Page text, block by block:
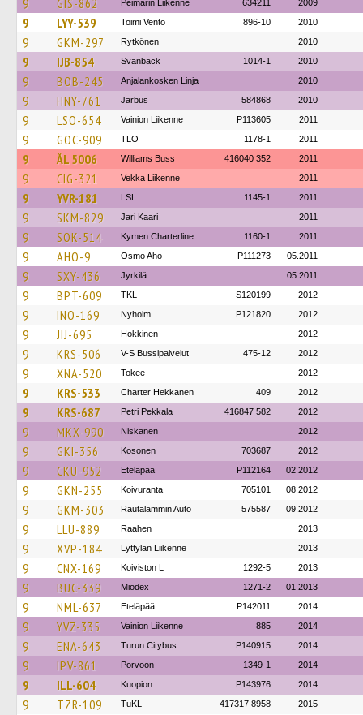
9 GIS-862 Peimarin Liikenne 634211 2009
9 LYY-539 Toimi Vento 896-10 2010
9 GKM-297 Rytkönen 2010
9 IJB-854 Svanbäck 1014-1 2010
9 BOB-245 Anjalankosken Linja 2010
9 HNY-761 Jarbus 584868 2010
9 LSO-654 Vainion Liikenne P113605 2011
9 GOC-909 TLO 1178-1 2011
9 ÅL 5006 Williams Buss 416040 352 2011
9 CIG-321 Vekka Liikenne 2011
9 YVR-181 LSL 1145-1 2011
9 SKM-829 Jari Kaari 2011
9 SOK-514 Kymen Charterline 1160-1 2011
9 AHO-9 Osmo Aho P111273 05.2011
9 SXY-436 Jyrkilä 05.2011
9 BPT-609 TKL S120199 2012
9 INO-169 Nyholm P121820 2012
9 JIJ-695 Hokkinen 2012
9 KRS-506 V-S Bussipalvelut 475-12 2012
9 XNA-520 Tokee 2012
9 KRS-533 Charter Hekkanen 409 2012
9 KRS-687 Petri Pekkala 416847 582 2012
9 MKX-990 Niskanen 2012
9 GKI-356 Kosonen 703687 2012
9 CKU-952 Eteläpää P112164 02.2012
9 GKN-255 Koivuranta 705101 08.2012
9 GKM-303 Rautalammin Auto 575587 09.2012
9 LLU-889 Raahen 2013
9 XVP-184 Lyttylän Liikenne 2013
9 CNX-169 Koiviston L 1292-5 2013
9 BUC-339 Miodex 1271-2 01.2013
9 NML-637 Eteläpää P142011 2014
9 YVZ-335 Vainion Liikenne 885 2014
9 ENA-643 Turun Citybus P140915 2014
9 IPV-861 Porvoon 1349-1 2014
9 ILL-604 Kuopion P143976 2014
9 TZR-109 TuKL 417317 8958 2015